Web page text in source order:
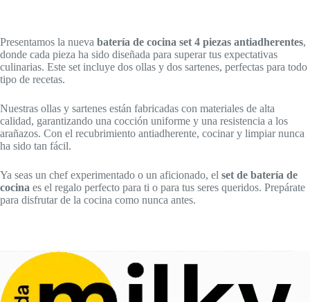
Presentamos la nueva batería de cocina set 4 piezas antiadherentes,
donde cada pieza ha sido diseñada para superar tus expectativas
culinarias. Este set incluye dos ollas y dos sartenes, perfectas para todo
tipo de recetas.
Nuestras ollas y sartenes están fabricadas con materiales de alta
calidad, garantizando una cocción uniforme y una resistencia a los
arañazos. Con el recubrimiento antiadherente, cocinar y limpiar nunca
ha sido tan fácil.
Ya seas un chef experimentado o un aficionado, el set de batería de
cocina es el regalo perfecto para ti o para tus seres queridos. Prepárate
para disfrutar de la cocina como nunca antes.